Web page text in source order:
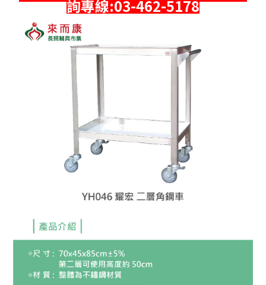
詢專線:03-462-5178